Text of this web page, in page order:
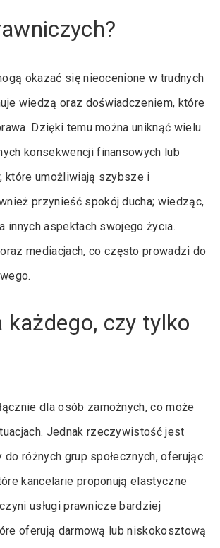
okazać się nieocenione w trudnych
wiedzą oraz doświadczeniem, które
Dzięki temu można uniknąć wielu
konsekwencji finansowych lub
które umożliwiają szybsze i
przynieść spokój ducha; wiedząc,
aspektach swojego życia.
mediacjach, co często prowadzi do
każdego, czy tylko
dla osób zamożnych, co może
Jednak rzeczywistość jest
różnych grup społecznych, oferując
kancelarie proponują elastyczne
usługi prawnicze bardziej
oferują darmową lub niskokosztową